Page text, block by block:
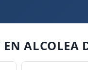
EN ALCOLEA